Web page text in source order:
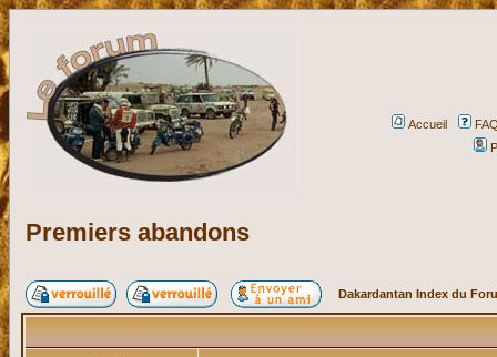
Accueil
Premiers abandons
Dakardantan Index du